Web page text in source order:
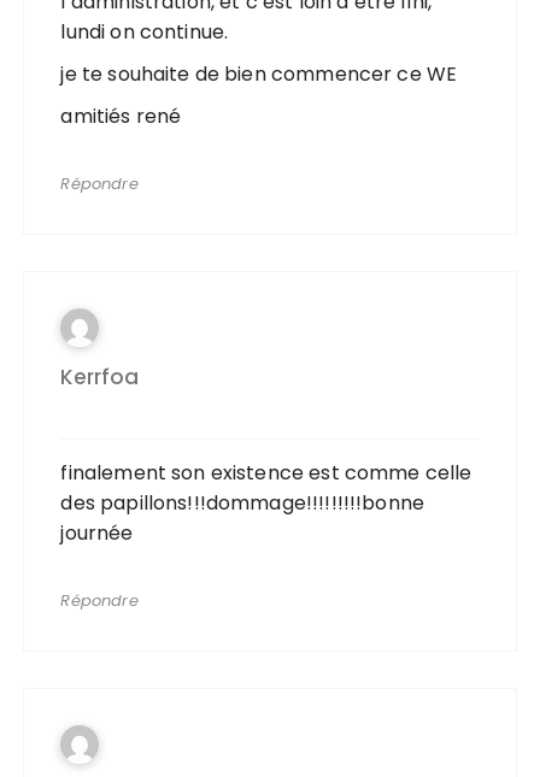
lundi on continue.
je te souhaite de bien commencer ce WE
amitiés rené
Répondre
Kerrfoa
finalement son existence est comme celle
des papillons!!!dommage!!!!!!!!!bonne
journée
Répondre